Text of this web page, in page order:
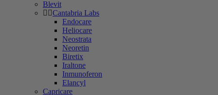
Blevit
Cantabria Labs
Endocare
Heliocare
Neostrata
Neoretin
Biretix
Iraltone
Inmunoferon
Elancyl
Capricare